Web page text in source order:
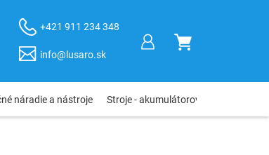
+421 911 234 348
info@lusaro.sk
NÁKUPNÝ
náradie a nástroje Stroje - akumulátorové, elektro,